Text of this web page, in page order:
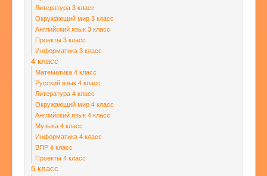
Литература 3 класс
Окружающий мир 3 класс
Английский язык 3 класс
Проекты 3 класс
Информатика 3 класс
4 класс
Математика 4 класс
Русский язык 4 класс
Литература 4 класс
Окружающий мир 4 класс
Английский язык 4 класс
Музыка 4 класс
Информатика 4 класс
ВПР 4 класс
Проекты 4 класс
5 класс